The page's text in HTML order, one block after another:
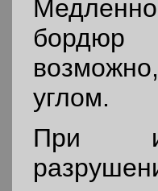
углом.
При